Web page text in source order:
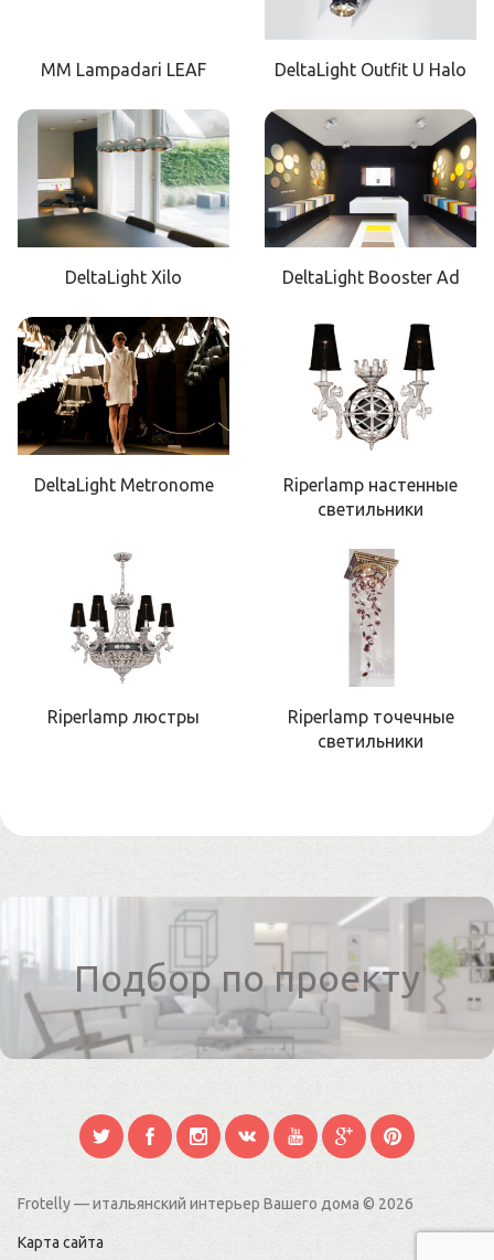
MM Lampadari LEAF DeltaLight Outfit U Halo
DeltaLight Xilo DeltaLight Booster Ad
DeltaLight Metronome
Riperlamp настенные
светильники
Riperlamp люстры
Riperlamp точечные
светильники
Подбор по проекту
Frotelly — итальянский интерьер Вашего дома © 2026
Карта сайта